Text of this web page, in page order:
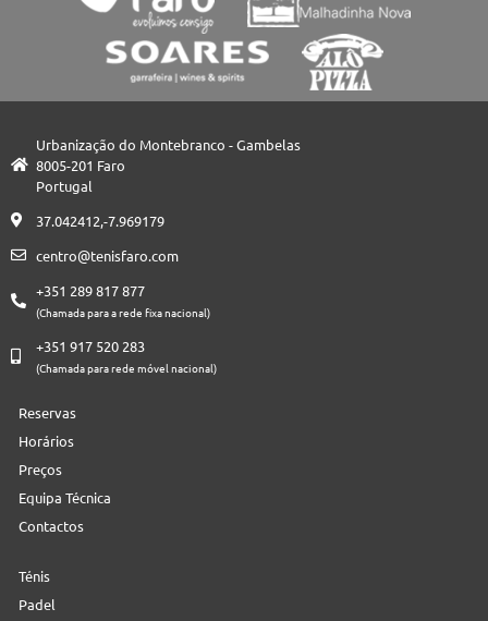
Urbanização do Montebranco - Gambelas
8005-201 Faro
Portugal
37.042412,-7.969179
centro@tenisfaro.com
+351 289 817 877
(Chamada para a rede fixa nacional)
+351 917 520 283
(Chamada para rede móvel nacional)
Reservas
Horários
Preços
Equipa Técnica
Contactos
Ténis
Padel